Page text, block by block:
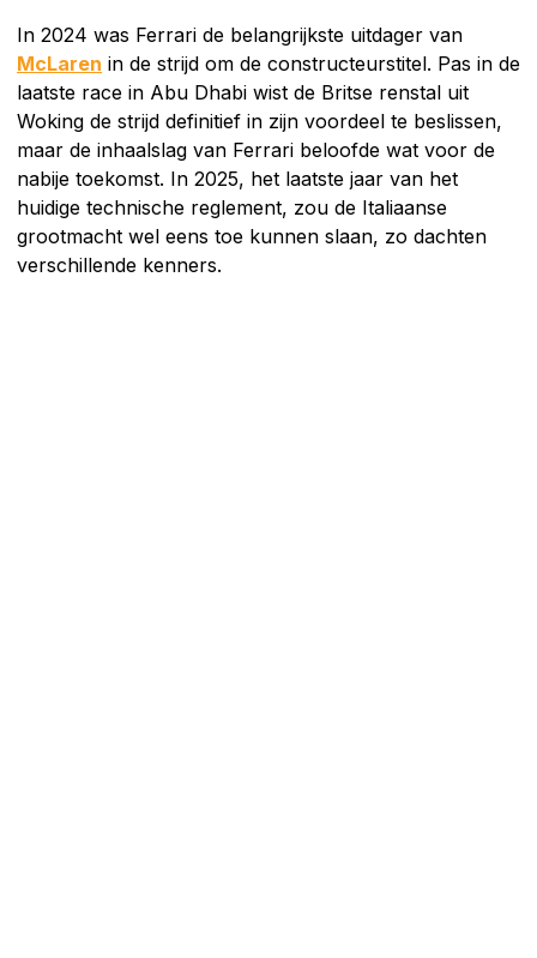
In 2024 was Ferrari de belangrijkste uitdager van
McLaren in de strijd om de constructeurstitel. Pas in de
laatste race in Abu Dhabi wist de Britse renstal uit
Woking de strijd definitief in zijn voordeel te beslissen,
maar de inhaalslag van Ferrari beloofde wat voor de
nabije toekomst. In 2025, het laatste jaar van het
huidige technische reglement, zou de Italiaanse
grootmacht wel eens toe kunnen slaan, zo dachten
verschillende kenners.